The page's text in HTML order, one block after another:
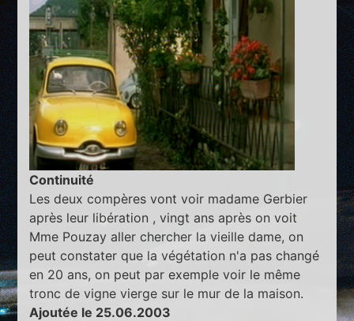
Continuité
Les deux compères vont voir madame Gerbier
après leur libération , vingt ans après on voit
Mme Pouzay aller chercher la vieille dame, on
peut constater que la végétation n'a pas changé
en 20 ans, on peut par exemple voir le même
tronc de vigne vierge sur le mur de la maison.
Ajoutée le 25.06.2003